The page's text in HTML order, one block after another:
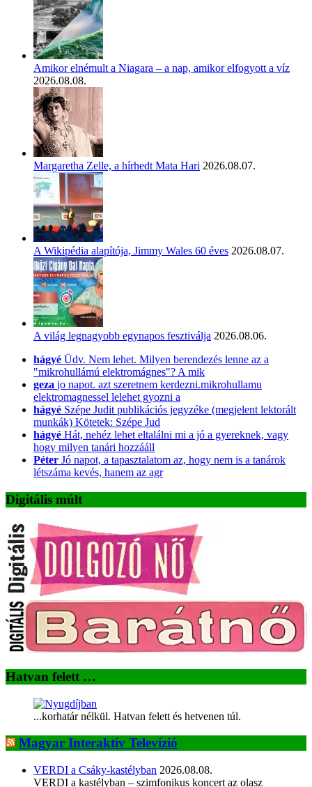
Amikor elnémult a Niagara – a nap, amikor elfogyott a víz
2026.08.08.
Margaretha Zelle, a hírhedt Mata Hari 2026.08.07.
A Wikipédia alapítója, Jimmy Wales 60 éves 2026.08.07.
A világ legnagyobb egynapos fesztiválja 2026.08.06.
hágyé Üdv. Nem lehet. Milyen berendezés lenne az a
"mikrohullámú elektromágnes"? A mik
geza jo napot. azt szeretnem kerdezni.mikrohullamu
elektromagnessel lelehet gyozni a
hágyé Szépe Judit publikációs jegyzéke (megjelent lektorált
munkák) Kötetek: Szépe Jud
hágyé Hát, nehéz lehet eltalálni mi a jó a gyereknek, vagy
hogy milyen tanári hozzááll
Péter Jó napot, a tapasztalatom az, hogy nem is a tanárok
létszáma kevés, hanem az agr
Digitális múlt
Hatvan felett …
...korhatár nélkül. Hatvan felett és hetvenen túl.
Magyar Interaktív Televízió
VERDI a Csáky-kastélyban 2026.08.08.
VERDI a kastélyban – szimfonikus koncert az olasz